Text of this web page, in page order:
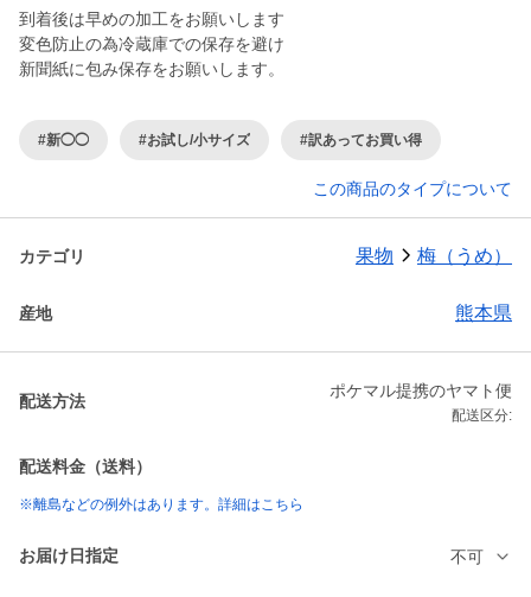
到着後は早めの加工をお願いします
変色防止の為冷蔵庫での保存を避け
#新◯◯ #お試し/小サイズ #訳あってお買い得
この商品のタイプについて
カテゴリ 果物 梅（うめ）
産地 熊本県
配送方法
ポケマル提携のヤマト便
配送区分:
配送料金（送料）
※離島などの例外はあります。詳細はこちら
お届け日指定 不可